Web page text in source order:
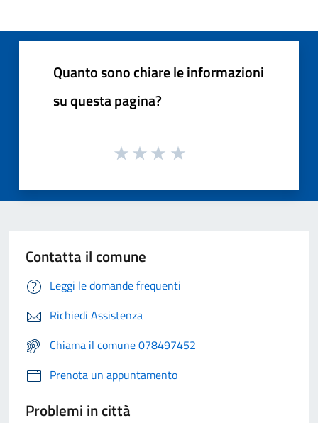
Quanto sono chiare le informazioni
su questa pagina?
Contatta il comune
Leggi le domande frequenti
Richiedi Assistenza
Chiama il comune 078497452
Prenota un appuntamento
Problemi in città